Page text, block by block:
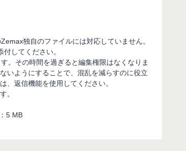
独自のファイルには対応していません。
してください。
。その時間を過ぎると編集権限はなくなりま
いようにすることで、混乱を減らすのに役立
、返信機能を使用してください。
。
5 MB